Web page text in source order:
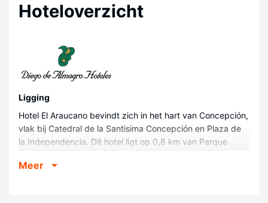
Hoteloverzicht
Ligging
Hotel El Araucano bevindt zich in het hart van Concepción,
vlak bij Catedral de la Santisima Concepción en Plaza de
la Independencia. Dit hotel ligt op 0,8 km van Parque
Kamers
Meer